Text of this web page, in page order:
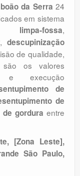
da Serra24
em sistema
limpa-fossa,
, descupinização
de qualidade,
são os valores
e execução
de
de
gordura entre
[Zona Leste],
São Paulo,